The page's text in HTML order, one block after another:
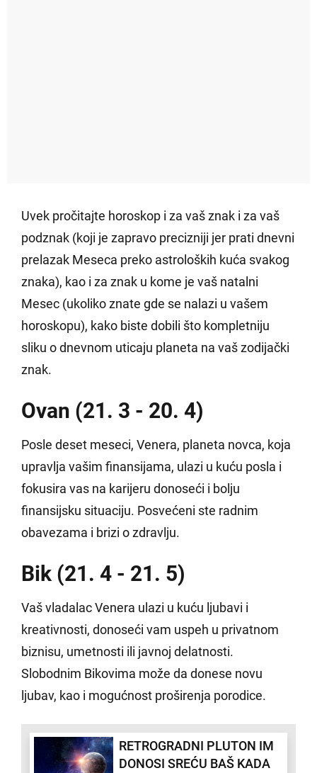
Uvek pročitajte horoskop i za vaš znak i za vaš
podznak (koji je zapravo precizniji jer prati dnevni
prelazak Meseca preko astroloških kuća svakog
znaka), kao i za znak u kome je vaš natalni
Mesec (ukoliko znate gde se nalazi u vašem
horoskopu), kako biste dobili što kompletniju
sliku o dnevnom uticaju planeta na vaš zodijački
znak.
Ovan (21. 3 - 20. 4)
Posle deset meseci, Venera, planeta novca, koja
upravlja vašim finansijama, ulazi u kuću posla i
fokusira vas na karijeru donoseći i bolju
finansijsku situaciju. Posvećeni ste radnim
obavezama i brizi o zdravlju.
Bik (21. 4 - 21. 5)
Vaš vladalac Venera ulazi u kuću ljubavi i
kreativnosti, donoseći vam uspeh u privatnom
biznisu, umetnosti ili javnoj delatnosti.
Slobodnim Bikovima može da donese novu
ljubav, kao i mogućnost proširenja porodice.
RETROGRADNI PLUTON IM
DONOSI SREĆU BAŠ KADA